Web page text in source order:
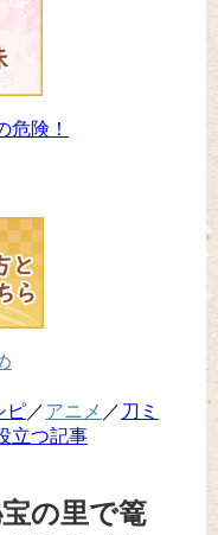
危険！
ピ／アニメ ／ 刀ミ
立つ記事
宝の里で篭